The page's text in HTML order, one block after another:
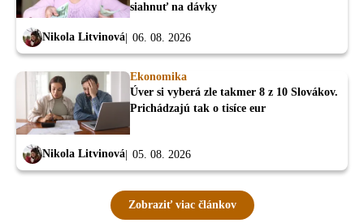
siahnuť na dávky
Nikola Litvinová 06. 08. 2026
Ekonomika
Úver si vyberá zle takmer 8 z 10 Slovákov.
Prichádzajú tak o tisíce eur
Nikola Litvinová 05. 08. 2026
Zobraziť viac článkov